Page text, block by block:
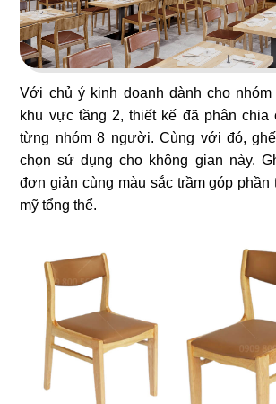
Với chủ ý kinh doanh dành cho
khu vực tầng 2, thiết kế đã phân chia
từng nhóm 8 người. Cùng với đó,
chọn sử dụng cho không gian này.
đơn giản cùng màu sắc trầm góp phần
mỹ tổng thể.
101
REGINA
Café
102
ĐẠI
Nhà hàng Hoa
103
GÀ LẠC
Nhà hàng Hàn
104
HOLLY
Nhà hàng Âu